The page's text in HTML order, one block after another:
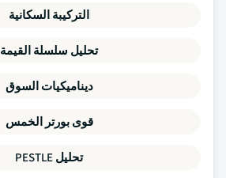
التركيبة السكانية
تحليل سلسلة القيمة
ديناميكيات السوق
قوى بورتر الخمس
تحليل PESTLE